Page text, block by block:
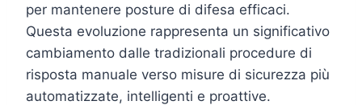
per mantenere posture di difesa efficaci.
Questa evoluzione rappresenta un significativo
cambiamento dalle tradizionali procedure di
risposta manuale verso misure di sicurezza più
automatizzate, intelligenti e proattive.